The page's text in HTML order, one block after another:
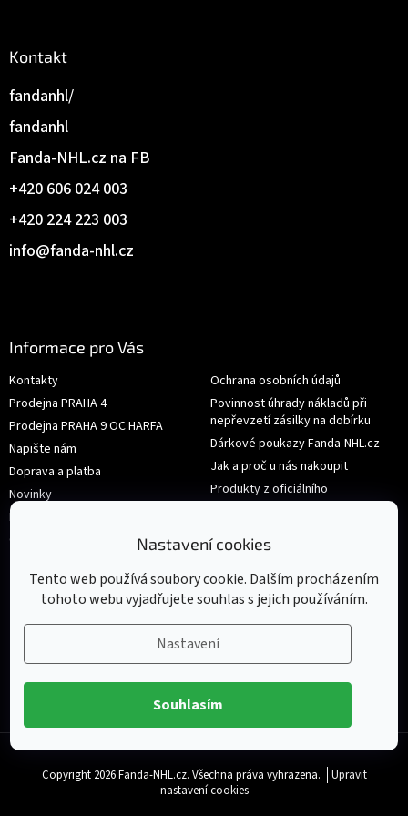
Nastavení cookies
Tento web používá soubory cookie. Dalším procházením
tohoto webu vyjadřujete souhlas s jejich používáním.
Nastavení
Souhlasím
Kontakt
info@fanda-nhl.cz
+420 224 223 003
+420 606 024 003
Fanda-NHL.cz na FB
fandanhl
fandanhl/
Informace pro Vás
Kontakty
Prodejna PRAHA 4
Prodejna PRAHA 9 OC HARFA
Napište nám
Doprava a platba
Novinky
Hodnocení obchodu
Obchodní podmínky
Ochrana osobních údajů
Povinnost úhrady nákladů při
nepřevzetí zásilky na dobírku
Dárkové poukazy Fanda-NHL.cz
Jak a proč u nás nakoupit
Produkty z oficiálního
shop.nhl.com
Výměna nebo vrácení zboží
Copyright 2026Fanda-NHL.cz. Všechna práva vyhrazena.
Upravit
nastavení cookies